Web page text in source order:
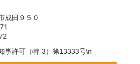
成田９５０
許可（特-3）第13333号\n